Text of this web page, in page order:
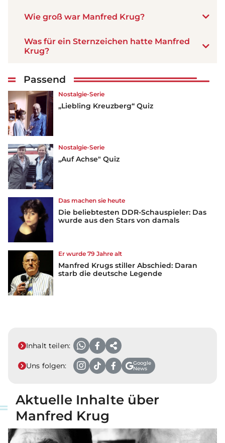
Wie groß war Manfred Krug?
Was für ein Sternzeichen hatte Manfred
Krug?
Passend
Nostalgie-Serie
„Liebling Kreuzberg“ Quiz
Nostalgie-Serie
„Auf Achse" Quiz
Das machen sie heute
Die beliebtesten DDR-Schauspieler: Das
wurde aus den Stars von damals
Er wurde 79 Jahre alt
Manfred Krugs stiller Abschied: Daran
starb die deutsche Legende
Inhalt teilen:
Uns folgen:
Google
News
Aktuelle Inhalte über
Manfred Krug